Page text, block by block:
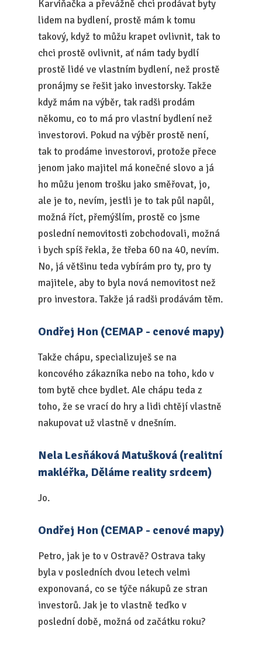
Karviňačka a převážně chci prodávat byty
lidem na bydlení, prostě mám k tomu
takový, když to můžu krapet ovlivnit, tak to
chci prostě ovlivnit, ať nám tady bydlí
prostě lidé ve vlastním bydlení, než prostě
pronájmy se řešit jako investorsky. Takže
když mám na výběr, tak radši prodám
někomu, co to má pro vlastní bydlení než
investorovi. Pokud na výběr prostě není,
tak to prodáme investorovi, protože přece
jenom jako majitel má konečné slovo a já
ho můžu jenom trošku jako směřovat, jo,
ale je to, nevím, jestli je to tak půl napůl,
možná říct, přemýšlím, prostě co jsme
poslední nemovitosti zobchodovali, možná
i bych spíš řekla, že třeba 60 na 40, nevím.
No, já většinu teda vybírám pro ty, pro ty
majitele, aby to byla nová nemovitost než
pro investora. Takže já radši prodávám těm.
Ondřej Hon (CEMAP - cenové mapy)
Takže chápu, specializuješ se na
koncového zákazníka nebo na toho, kdo v
tom bytě chce bydlet. Ale chápu teda z
toho, že se vrací do hry a lidi chtějí vlastně
nakupovat už vlastně v dnešním.
Nela Lesňáková Matušková (realitní
makléřka, Děláme reality srdcem)
Jo.
Ondřej Hon (CEMAP - cenové mapy)
Petro, jak je to v Ostravě? Ostrava taky
byla v posledních dvou letech velmi
exponovaná, co se týče nákupů ze stran
investorů. Jak je to vlastně teďko v
poslední době, možná od začátku roku?